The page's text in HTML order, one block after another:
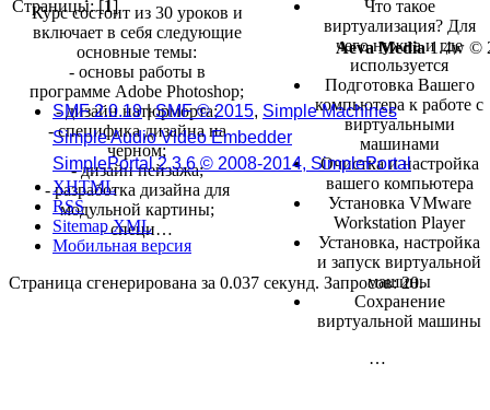
Курс состоит из 30 уроков и
включает в себя следующие
основные темы:
- основы работы в
программе Adobe Photoshop;
- дизайн натюрморта;
- специфика дизайна на
черном;
- дизайн пейзажа;
- разработка дизайна для
модульной картины;
- специ…
Что такое
виртуализация? Для
чего нужна и где
используется
Подготовка Вашего
компьютера к работе с
виртуальными
машинами
Очистка и настройка
вашего компьютера
Установка VMware
Workstation Player
Установка, настройка
и запуск виртуальной
машины
Сохранение
виртуальной машины
…
Страницы: [1]
Aeva Media1.4w ©
SMF 2.0.19|SMF © 2015, Simple Machines
Simple Audio Video Embedder
SimplePortal 2.3.6 © 2008-2014, SimplePortal
XHTML
RSS
Sitemap XML
Мобильная версия
Страница сгенерирована за 0.037 секунд. Запросов: 20.